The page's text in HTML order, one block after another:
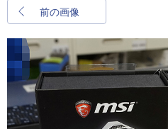
前の画像